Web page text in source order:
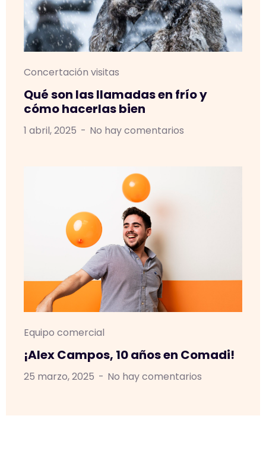
Concertación visitas
Qué son las llamadas en frío y
cómo hacerlas bien
1 abril, 2025 No hay comentarios
Equipo comercial
¡Alex Campos, 10 años en Comadi!
25 marzo, 2025 No hay comentarios